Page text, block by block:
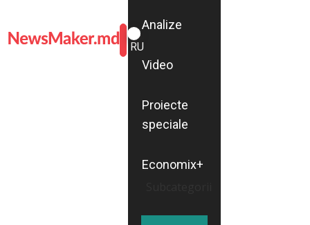
ROMÂNĂ
RU
Analize
Video
Proiecte
speciale
Economix+